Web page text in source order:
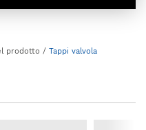
prodotto / Tappi valvola